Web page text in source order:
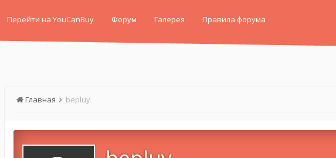
Перейти на YouCanBuy Форум Галерея Правила форума
Главная bepluy